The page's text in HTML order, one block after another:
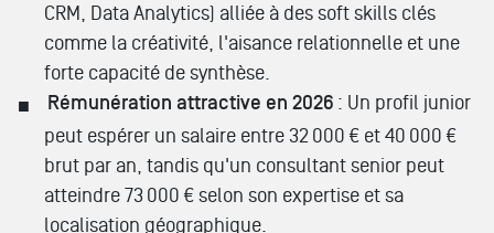
CRM, Data Analytics) alliée à des soft skills clés
comme la créativité, l'aisance relationnelle et une
forte capacité de synthèse.
Rémunération attractive en 2026 : Un profil junior
peut espérer un salaire entre 32 000 € et 40 000 €
brut par an, tandis qu'un consultant senior peut
atteindre 73 000 € selon son expertise et sa
localisation géographique.